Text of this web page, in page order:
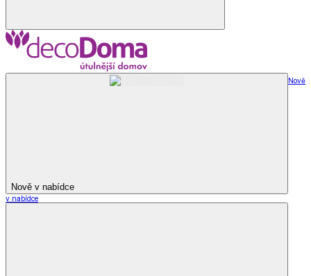
Nově v nabídce
Nově
v nabídce